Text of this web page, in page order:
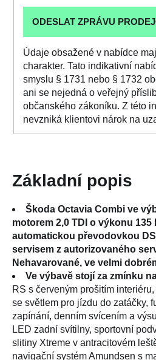
Údaje obsažené v nabídce
charakter. Tato indikativní
smyslu § 1731 nebo § 1732
ani se nejedná o veřejný
občanského zákoníku. Z této
nevzniká klientovi nárok na
Základní popis
Škoda Octavia Combi ve
motorem 2,0 TDI o výkonu
automatickou převodovkou
servisem z autorizovaného
Nehavarované, ve velmi
Ve výbavě stojí za zmínku
RS s červeným prošitím
se světlem pro jízdu do zatáčky,
zapínání, denním svícením a
LED zadní svítilny, sportovní
slitiny Xtreme v antracitovém
navigační systém Amundsen s